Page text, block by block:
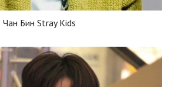
Чан Бин Stray Kids